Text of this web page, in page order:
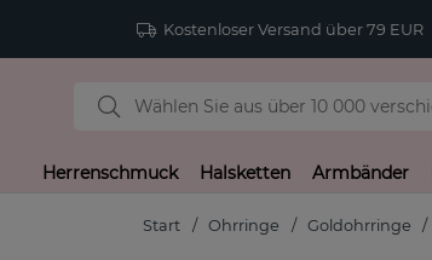
Kostenloser Versand über 79 EUR
Herrenschmuck Halsketten Armbänder
Start Ohrringe Goldohrringe